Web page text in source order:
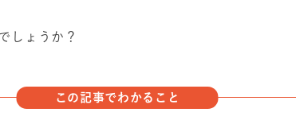
しょうか？
この記事でわかること